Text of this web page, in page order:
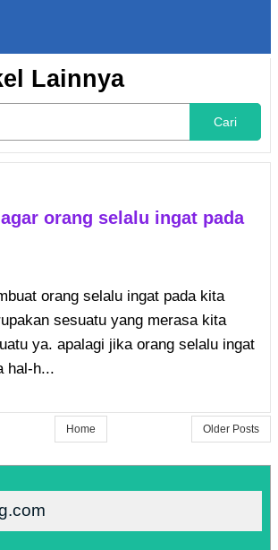
Lainnya
Cari
orang selalu ingat pada
orang selalu ingat pada kita
sesuatu yang merasa kita
ya. apalagi jika orang selalu ingat
hal-h...
Older Posts
Home